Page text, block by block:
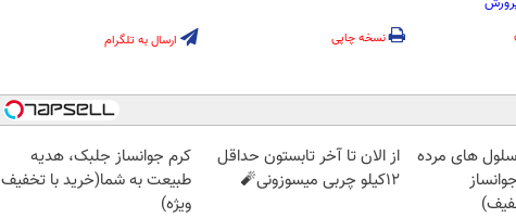
نسخه چاپی ارسال به تلگرام
های مرده
از الان تا آخر تابستون حداقل
12کیلو چربی میسوزونی🧨
کرم جوانساز جلبک، هدیه
طبیعت به شما(خرید با تخفیف
ویژه)